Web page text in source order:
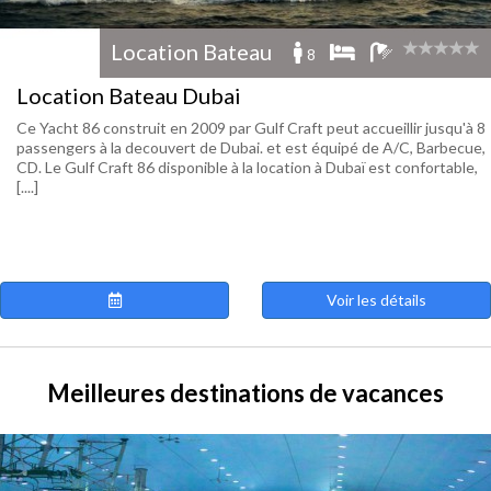
Location Bateau 8
Location Bateau Dubai
Ce Yacht 86 construit en 2009 par Gulf Craft peut accueillir jusqu'à 8
passengers à la decouvert de Dubai. et est équipé de A/C, Barbecue,
CD. Le Gulf Craft 86 disponible à la location à Dubaï est confortable,
[....]
Voir les détails
Meilleures destinations de vacances